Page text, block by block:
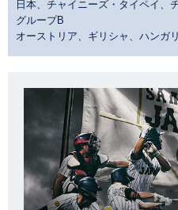
日本、チャイニーズ・タイペイ、
グループB
オーストリア、ギリシャ、ハンガ